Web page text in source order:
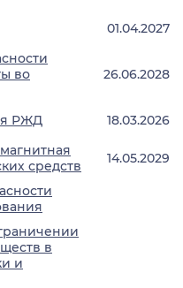
01.04.2027
во
26.06.2028
РЖД
18.03.2026
средств
14.05.2029
в
и